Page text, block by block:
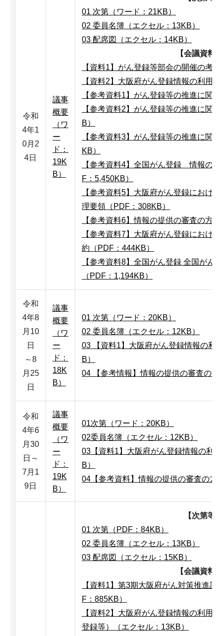
令和
4年1
0月2
4日
議事
概要
（ワ
ー
ド：
19K
B）
01 次第（ワード：21KB）
02 委員名簿（エクセル：13KB）
03 配席図（エクセル：14KB）
【会議資料
【資料1】がん登録等部会の開催の考
【資料2】大阪府がん登録情報の利用
【参考資料1】がん登録等の推進に関
【参考資料2】がん登録等の推進に関
B）
【参考資料3】がん登録等の推進に関
KB）
【参考資料4】全国がん登録 情報の
F：5,450KB）
【参考資料5】大阪府がん登録におけ
理要領（PDF：308KB）
【参考資料6】情報の提供の審査の方
【参考資料7】大阪府がん登録におけ
約（PDF：444KB）
【参考資料8】全国がん登録 全国がん
（PDF：1,194KB）
令和
4年8
月10
日
～8
月25
日
議事
概要
（ワ
ー
ド：
18K
B）
01 次第（ワード：20KB）
02 委員名簿（エクセル：12KB）
03 【資料1】大阪府がん登録情報の利
B）
04 【参考情報】情報の提供の審査の
令和
4年6
月30
日～
7月1
9日
議事
概要
（ワ
ー
ド：
19K
B）
01次第（ワード：20KB）
02委員名簿（エクセル：12KB）
03【資料1】大阪府がん登録情報の利
B）
04【参考資料】情報の提供の審査の方
【次第等
01 次第（PDF：84KB）
02 委員名簿（エクセル：13KB）
03 配席図（エクセル：15KB）
【会議資料
【資料1】第3期大阪府がん対策推進
F：885KB）
【資料2】大阪府がん登録情報の利用
登録等）（エクセル：13KB）